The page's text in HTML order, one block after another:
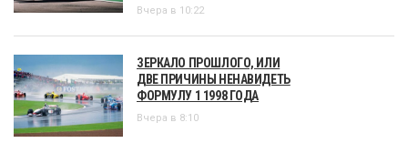
Вчера в 10:22
ЗЕРКАЛО ПРОШЛОГО, ИЛИ
ДВЕ ПРИЧИНЫ НЕНАВИДЕТЬ
ФОРМУЛУ 1 1998 ГОДА
Вчера в 8:10